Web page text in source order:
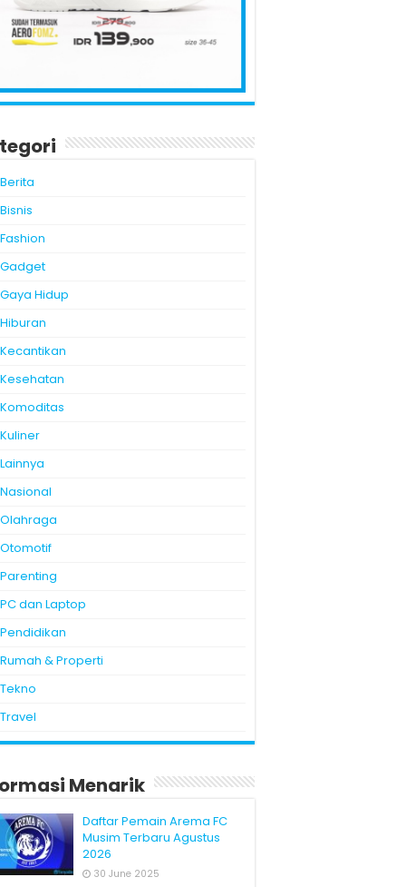
Berita
Bisnis
Fashion
Gadget
Gaya Hidup
Hiburan
Kecantikan
Kesehatan
Komoditas
Kuliner
Lainnya
Nasional
Olahraga
Otomotif
Parenting
PC dan Laptop
Pendidikan
Rumah & Properti
Tekno
Travel
Menarik
Daftar Pemain Arema FC
Musim Terbaru Agustus
2026
30 June 2025